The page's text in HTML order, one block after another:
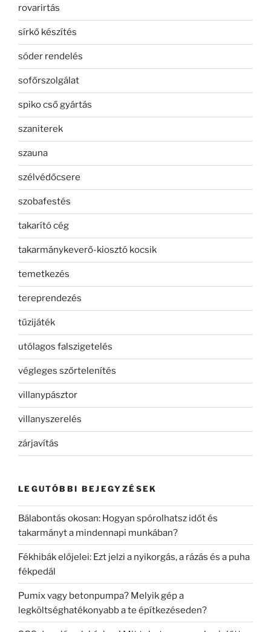
rovarirtás
sírkő készítés
sóder rendelés
sofőrszolgálat
spiko cső gyártás
szaniterek
szauna
szélvédőcsere
szobafestés
takarító cég
takarmánykeverő-kiosztó kocsik
temetkezés
tereprendezés
tűzijáték
utólagos falszigetelés
végleges szőrtelenítés
villanypásztor
villanyszerelés
zárjavítás
LEGUTÓBBI BEJEGYZÉSEK
Bálabontás okosan: Hogyan spórolhatsz időt és
takarmányt a mindennapi munkában?
Fékhibák előjelei: Ezt jelzi a nyikorgás, a rázás és a puha
fékpedál
Pumix vagy betonpumpa? Melyik gép a
legköltséghatékonyabb a te építkezéseden?